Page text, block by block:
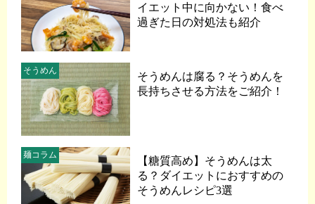
イエット中に向かない！食べ
過ぎた日の対処法も紹介
そうめんは腐る？そうめんを
長持ちさせる方法をご紹介！
そうめん
【糖質高め】そうめんは太
る？ダイエットにおすすめの
そうめんレシピ3選
麺コラム